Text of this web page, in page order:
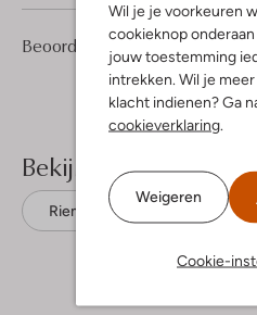
Wil je je voorkeuren
cookieknop
jouw toestemming
intrekken. Wil je
klacht indienen? Ga
cookieverklaring
Weigeren
Cookie-
Beoordelingen (2) 2
3
Bekijk meer
Riemen Wysh